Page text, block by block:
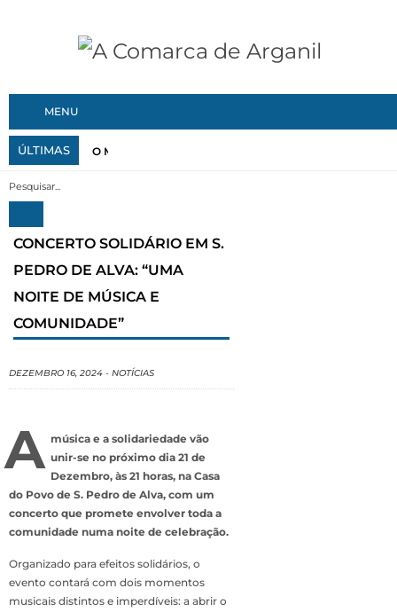
MENU
ÚLTIMAS O Município de Vila Nova de Poiares reforçou
CONCERTO SOLIDÁRIO EM S.
PEDRO DE ALVA: “UMA
NOITE DE MÚSICA E
COMUNIDADE”
DEZEMBRO 16, 2024 - NOTÍCIAS
A música e a solidariedade vão
unir-se no próximo dia 21 de
Dezembro, às 21 horas, na Casa
do Povo de S. Pedro de Alva, com um
concerto que promete envolver toda a
comunidade numa noite de celebração.
Organizado para efeitos solidários, o
evento contará com dois momentos
musicais distintos e imperdíveis: a abrir o